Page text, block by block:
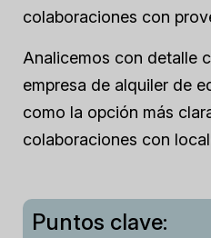
colaboraciones con
Analicemos con detalle
empresa de alquiler de
como la opción más
colaboraciones con
Puntos clave: